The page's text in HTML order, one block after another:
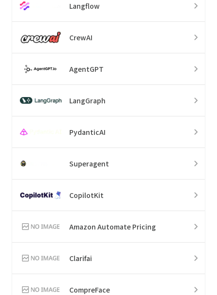
Langflow
CrewAI
AgentGPT
LangGraph
PydanticAI
Superagent
CopilotKit
Amazon Automate Pricing
Clarifai
CompreFace